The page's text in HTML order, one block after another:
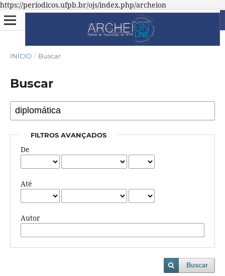
https://periodicos.ufpb.br/ojs/index.php/archeion
INÍCIO / Buscar
Buscar
FILTROS AVANÇADOS
De
Até
Autor
Buscar